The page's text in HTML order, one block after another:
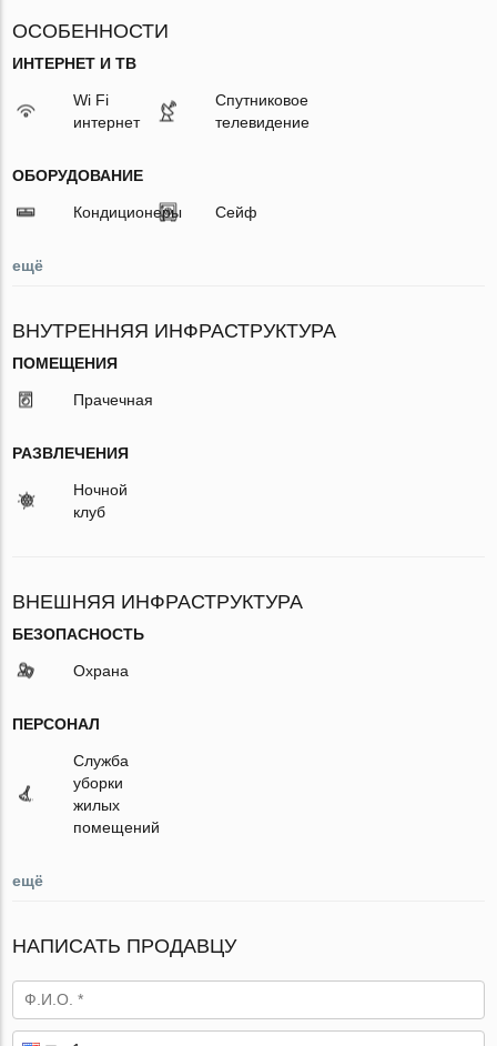
ОСОБЕННОСТИ
ИНТЕРНЕТ И ТВ
Wi Fi
интернет
Спутниковое
телевидение
ОБОРУДОВАНИЕ
Кондиционеры Сейф
ещё
ВНУТРЕННЯЯ ИНФРАСТРУКТУРА
ПОМЕЩЕНИЯ
Прачечная
РАЗВЛЕЧЕНИЯ
Ночной
клуб
ВНЕШНЯЯ ИНФРАСТРУКТУРА
БЕЗОПАСНОСТЬ
Охрана
ПЕРСОНАЛ
Служба
уборки
жилых
помещений
ещё
НАПИСАТЬ ПРОДАВЦУ